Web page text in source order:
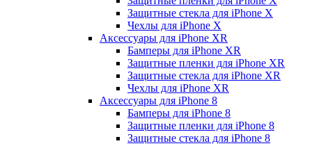
Защитные стекла для iPhone X
Чехлы для iPhone X
Аксессуары для iPhone XR
Бамперы для iPhone XR
Защитные пленки для iPhone XR
Защитные стекла для iPhone XR
Чехлы для iPhone XR
Аксессуары для iPhone 8
Бамперы для iPhone 8
Защитные пленки для iPhone 8
Защитные стекла для iPhone 8